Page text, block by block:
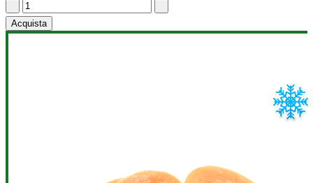
Acquista